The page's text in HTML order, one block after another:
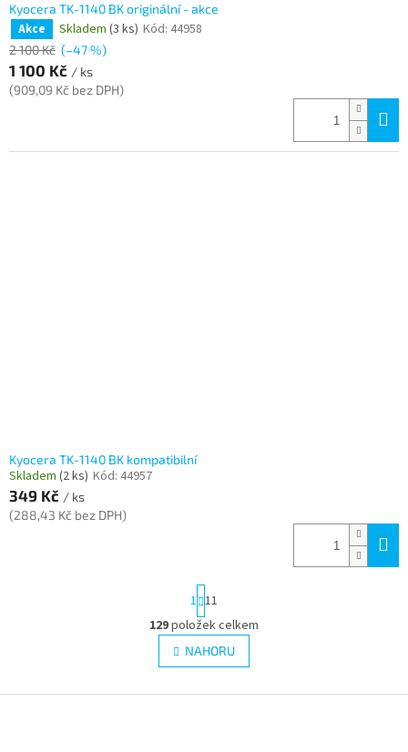
Kyocera TK-1140 BK originální - akce
Akce Skladem (3 ks) Kód: 44958
2 100 Kč (–47 %)
1 100 Kč / ks
(909,09 Kč bez DPH)
Kyocera TK-1140 BK kompatibilní
Skladem (2 ks) Kód: 44957
349 Kč / ks
(288,43 Kč bez DPH)
O
v
l
t
r
á
n
k
v
1 11
129položek celkem
NAHORU